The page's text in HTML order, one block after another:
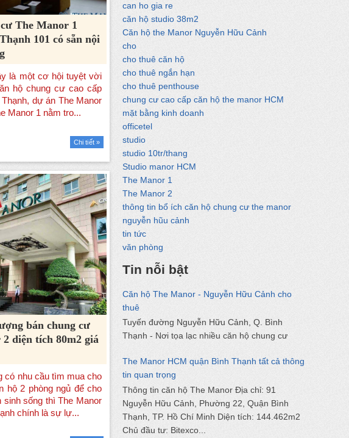
The Manor 1
101 có sẵn nội
Chi tiết »
bán chung cư
diện tích 80m2 giá
can ho gia re
căn hộ studio 38m2
Căn hộ the Manor Nguyễn Hữu Cảnh
cho
cho thuê căn hộ
cho thuê ngắn hạn
cho thuê penthouse
chung cư cao cấp căn hộ the manor HCM
mặt bằng kinh doanh
officetel
studio
studio 10tr/thang
Studio manor HCM
The Manor 1
The Manor 2
thông tin bổ ích căn hộ chung cư the manor
nguyễn hũu cảnh
tin tức
văn phòng
Tin nỗi bật
Căn hộ The Manor - Nguyễn Hữu Cảnh cho
thuê
Tuyến đường Nguyễn Hữu Cảnh, Q. Bình
Thạnh - Nơi tọa lạc nhiều căn hộ chung cư
The Manor HCM quận Bình Thạnh tất cả thông
tin quan trọng
Thông tin căn hộ The Manor Địa chỉ: 91
Nguyễn Hữu Cảnh, Phường 22, Quận Bình
Thạnh, TP. Hồ Chí Minh Diện tích: 144.462m2
Chủ đầu tư: Bitexco...